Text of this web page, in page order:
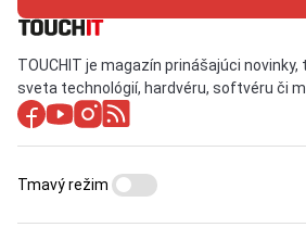
TOUCHIT je magazín prinášajúci
sveta technológií, hardvéru, softvéru či
Tmavý režim